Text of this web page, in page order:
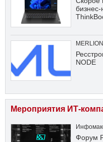
бизнес-
MERLION
NODE
Мероприятия ИТ-
Форум